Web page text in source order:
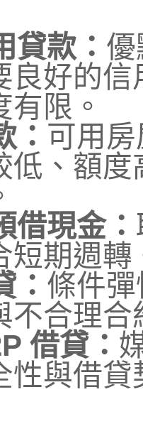
貸款：
良好的
限。
： 可用
低、額
借現金：
短期週轉
： 條件
不合理合
借貸：
性與借貸